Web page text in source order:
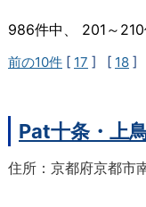
986件中、 201～
前の10件 [ 17 ] [ 18 ]
Pat十条・上
住所：京都府京都市